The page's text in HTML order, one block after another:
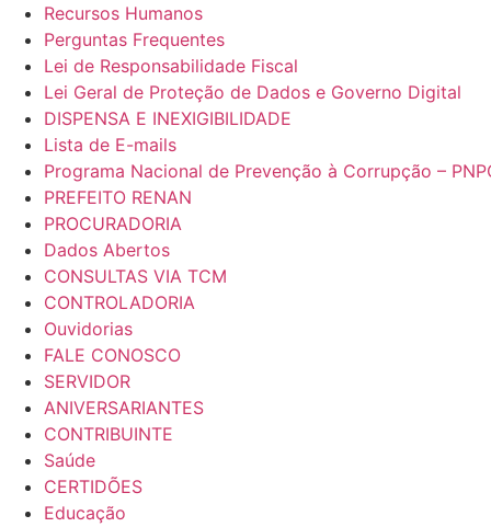
Recursos Humanos
Perguntas Frequentes
Lei de Responsabilidade Fiscal
Lei Geral de Proteção de Dados e Governo Digital
DISPENSA E INEXIGIBILIDADE
Lista de E-mails
Programa Nacional de Prevenção à Corrupção –
PREFEITO RENAN
PROCURADORIA
Dados Abertos
CONSULTAS VIA TCM
CONTROLADORIA
Ouvidorias
FALE CONOSCO
SERVIDOR
ANIVERSARIANTES
CONTRIBUINTE
Saúde
CERTIDÕES
Educação